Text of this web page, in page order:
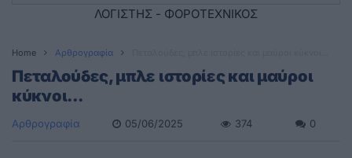
ΛΟΓΙΣΤΗΣ - ΦΟΡΟΤΕΧΝΙΚΟΣ
Home Αρθρογραφία
Πεταλούδες, μπλε ιστορίες και μαύροι
κύκνοι...
Αρθρογραφία 05/06/2025 374 0